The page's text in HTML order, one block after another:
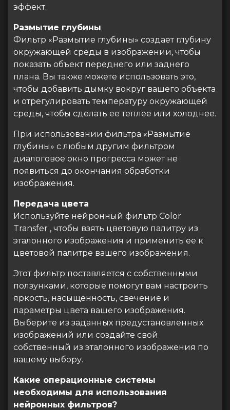
эффект.
Размытие глубины
Фильтр «Размытие глубины» создает глубину
окружающей среды в изображении, чтобы
показать объект переднего или заднего
плана. Вы также можете использовать это,
чтобы добавить дымку вокруг вашего объекта
и отрегулировать температуру окружающей
среды, чтобы сделать ее теплее или холоднее.
При использовании фильтра «Размытие
глубины» с любым другим фильтром
диалоговое окно прогресса может не
появиться до окончания обработки
изображения.
Передача цвета
Используйте нейронный фильтр Color
Transfer , чтобы взять цветовую палитру из
эталонного изображения и применить ее к
цветовой палитре вашего изображения.
Этот фильтр поставляется с собственными
ползунками, которые помогут вам настроить
яркость, насыщенность, свечение и
параметры цвета вашего изображения.
Выберите из заданных предустановленных
изображений или создайте свой
собственный из эталонного изображения по
вашему выбору.
Какие операционные системы
необходимы для использования
нейронных фильтров?